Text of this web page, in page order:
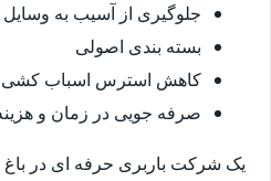
جلوگیری از آسیب به وسایل
بسته بندی اصولی
کاهش استرس اسباب کشی
صرفه جویی در زمان و
یک شرکت باربری حرفه ای در باغ